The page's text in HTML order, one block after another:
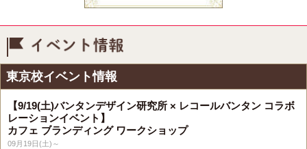
東京校イベント情報
【9/19(土)バンタンデザイン研究所 × レコールバンタン コラボ
レーションイベント】
カフェ ブランディング ワークショップ
09月19日(土)～